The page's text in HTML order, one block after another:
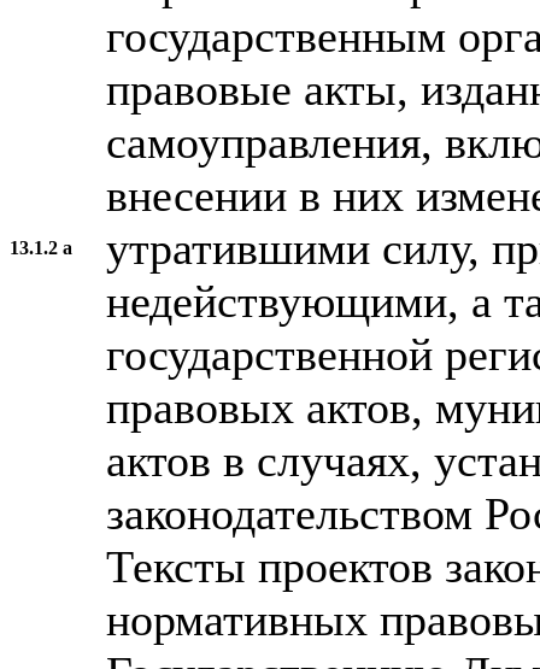
13.1.2 а
государственным
правовые акты,
самоуправления,
внесении в них
утратившими силу,
недействующими, а
государственной
правовых актов,
актов в случаях,
законодательством
Тексты проектов
нормативных